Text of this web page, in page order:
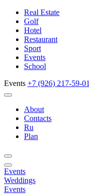
Real Estate
Golf
Hotel
Restaurant
Sport
Events
School
Events +7 (926) 217-59-01
About
Contacts
Ru
Plan
Events
Weddings
Events